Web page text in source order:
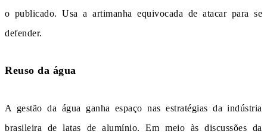
o publicado. Usa a artimanha equivocada de atacar para se
defender.
Reuso da água
A gestão da água ganha espaço nas estratégias da indústria
brasileira de latas de alumínio. Em meio às discussões da